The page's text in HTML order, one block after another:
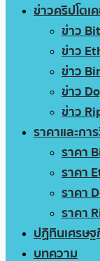
ข่าวคริปโตเ
ข่าว
ข่าว
ข่าว
ข่าว
ข่าว
ราคาและกา
ราคา
ราคา
ราคา
ราคา
ปฏิทินเศรษ
บทความ